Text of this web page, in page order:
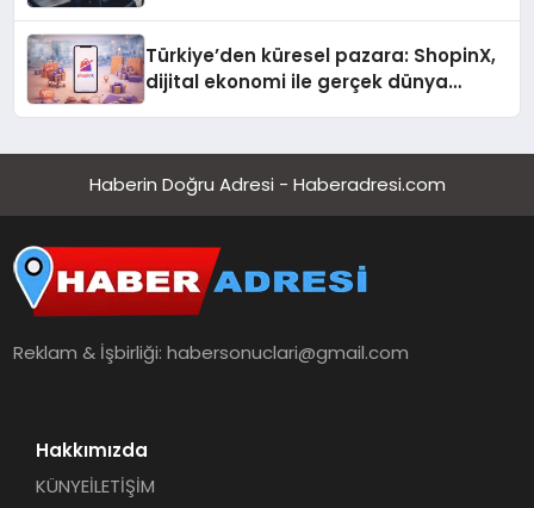
Türkiye’den küresel pazara: ShopinX,
dijital ekonomi ile gerçek dünya
Haberin Doğru Adresi - Haberadresi.com
Reklam & İşbirliği:habersonuclari@gmail.com
Hakkımızda
KÜNYEİLETİŞİM